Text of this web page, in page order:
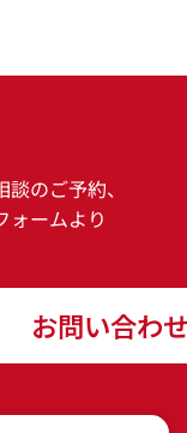
のご予約、
ォームより
お問い合わ